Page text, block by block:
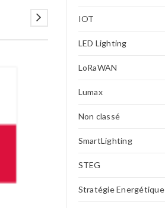
IOT
LED Lighting
LoRaWAN
Lumax
Non classé
SmartLighting
STEG
Stratégie Energétique